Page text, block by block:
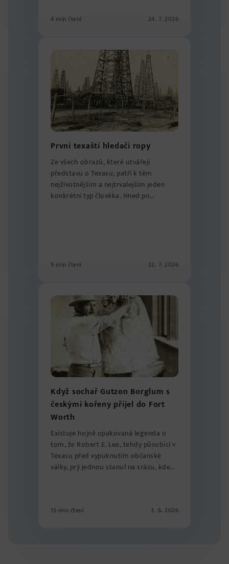
4 min čtení 24. 7. 2026
První texaští hledači ropy
Ze všech obrazů, které utvářejí
představu o Texasu, patří k těm
nejživotnějším a nejtrvalejším jeden
konkrétní typ člověka. Hned po
9 min čtení 22. 7. 2026
Když sochař Gutzon Borglum s
českými kořeny přijel do Fort
Worth
Existuje hojně opakovaná legenda o
tom, že Robert E. Lee, tehdy působící v
Texasu před vypuknutím občanské
války, prý jednou stanul na srázu, kde
15 min čtení 3. 6. 2026